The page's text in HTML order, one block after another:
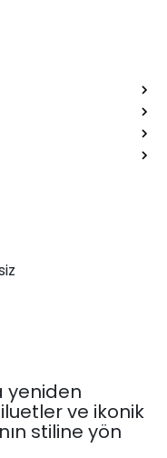
yeniden
ve ikonik
stiline yön